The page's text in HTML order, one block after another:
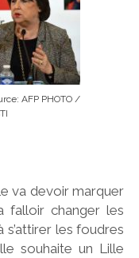
AFP PHOTO /
va devoir marquer
falloir changer les
s’attirer les foudres
souhaite un Lille